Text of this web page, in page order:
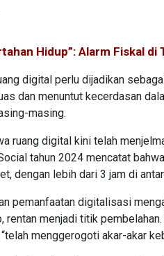
Hidup”: Alarm Fiskal di
digital perlu dijadikan
dan menuntut kecerdasan
masing.
ruang digital kini telah
tahun 2024 mencatat
dengan lebih dari 3 jam di
pemanfaatan digitalisasi
rentan menjadi titik
menggerogoti akar-akar